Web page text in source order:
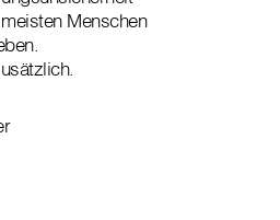
Menschen